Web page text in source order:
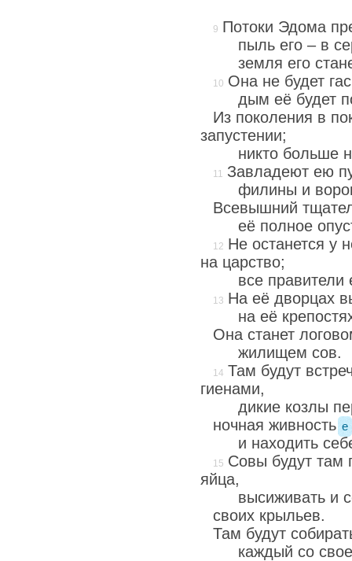
Потоки Эдома
пыль его – в
земля его
Она не будет
дым её будет
Из поколения в
запустении;
никто больше
Завладеют ею
филины и
Всевышний
её полное
Не останется у
на царство;
все правители
На её дворцах
на её
Она станет
жилищем сов.
Там будут
гиенами,
дикие козлы
ночная живность e
и находить
Совы будут там
яйца,
высиживать и
своих крыльев.
Там будут
каждый со